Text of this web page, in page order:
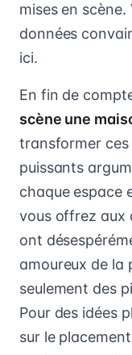
mises en
données
ici.
En fin de
scène une
transformer ces
puissants
chaque espace
vous offrez aux
ont
amoureux de la
seulement des
Pour des idées
sur le